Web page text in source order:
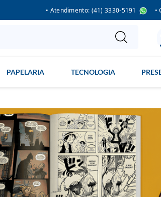
• Atendimento: (41) 3330-5191 •
PAPELARIA TECNOLOGIA